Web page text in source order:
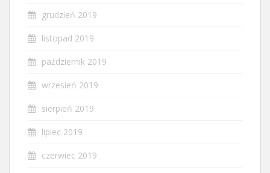
grudzień 2019
listopad 2019
październik 2019
wrzesień 2019
sierpień 2019
lipiec 2019
czerwiec 2019